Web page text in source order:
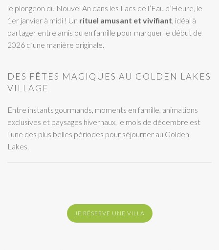
le plongeon du Nouvel An dans les Lacs de l’Eau d’Heure, le
1er janvier à midi ! Un rituel amusant et vivifiant, idéal à
partager entre amis ou en famille pour marquer le début de
2026 d’une manière originale.
DES FÊTES MAGIQUES AU GOLDEN LAKES
VILLAGE
Entre instants gourmands, moments en famille, animations
exclusives et paysages hivernaux, le mois de décembre est
l’une des plus belles périodes pour séjourner au Golden
Lakes.
JE RÉSERVE UNE VILLA